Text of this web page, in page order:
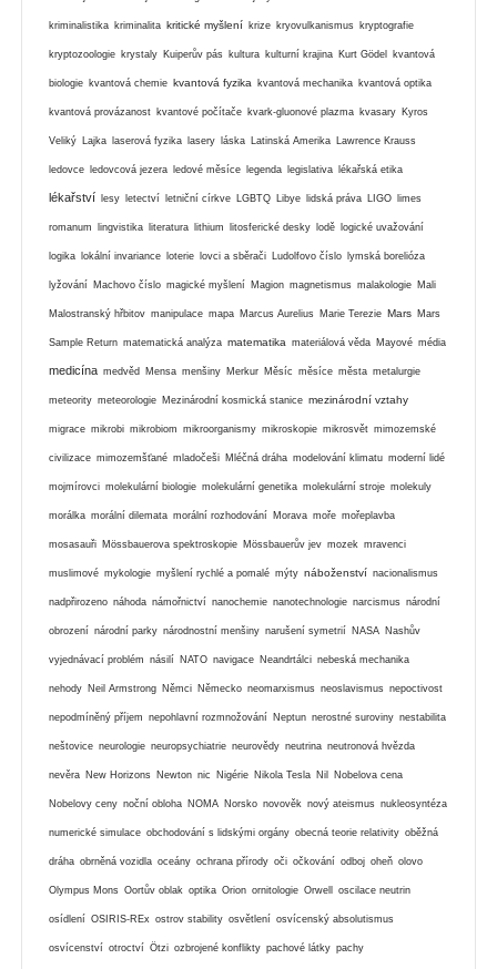
kriminalistika kriminalita kritické myšlení krize kryovulkanismus kryptografie
kryptozoologie krystaly Kuiperův pás kultura kulturní krajina Kurt Gödel kvantová
biologie kvantová chemie kvantová fyzika kvantová mechanika kvantová optika
kvantová provázanost kvantové počítače kvark-gluonové plazma kvasary Kyros
Veliký Lajka laserová fyzika lasery láska Latinská Amerika Lawrence Krauss
ledovce ledovcová jezera ledové měsíce legenda legislativa lékařská etika
lékařství lesy letectví letniční církve LGBTQ Libye lidská práva LIGO limes
romanum lingvistika literatura lithium litosferické desky lodě logické uvažování
logika lokální invariance loterie lovci a sběrači Ludolfovo číslo lymská borelióza
lyžování Machovo číslo magické myšlení Magion magnetismus malakologie Mali
Malostranský hřbitov manipulace mapa Marcus Aurelius Marie Terezie Mars Mars
Sample Return matematická analýza matematika materiálová věda Mayové média
medicína medvěd Mensa menšiny Merkur Měsíc měsíce města metalurgie
meteority meteorologie Mezinárodní kosmická stanice mezinárodní vztahy
migrace mikrobi mikrobiom mikroorganismy mikroskopie mikrosvět mimozemské
civilizace mimozemšťané mladočeši Mléčná dráha modelování klimatu moderní lidé
mojmírovci molekulární biologie molekulární genetika molekulární stroje molekuly
morálka morální dilemata morální rozhodování Morava moře mořeplavba
mosasauři Mössbauerova spektroskopie Mössbauerův jev mozek mravenci
muslimové mykologie myšlení rychlé a pomalé mýty náboženství nacionalismus
nadpřirozeno náhoda námořnictví nanochemie nanotechnologie narcismus národní
obrození národní parky národnostní menšiny narušení symetrií NASA Nashův
vyjednávací problém násilí NATO navigace Neandrtálci nebeská mechanika
nehody Neil Armstrong Němci Německo neomarxismus neoslavismus nepoctivost
nepodmíněný příjem nepohlavní rozmnožování Neptun nerostné suroviny nestabilita
neštovice neurologie neuropsychiatrie neurovědy neutrina neutronová hvězda
nevěra New Horizons Newton nic Nigérie Nikola Tesla Nil Nobelova cena
Nobelovy ceny noční obloha NOMA Norsko novověk nový ateismus nukleosyntéza
numerické simulace obchodování s lidskými orgány obecná teorie relativity oběžná
dráha obrněná vozidla oceány ochrana přírody oči očkování odboj oheň olovo
Olympus Mons Oortův oblak optika Orion ornitologie Orwell oscilace neutrin
osídlení OSIRIS-REx ostrov stability osvětlení osvícenský absolutismus
osvícenství otroctví Ötzi ozbrojené konflikty pachové látky pachy